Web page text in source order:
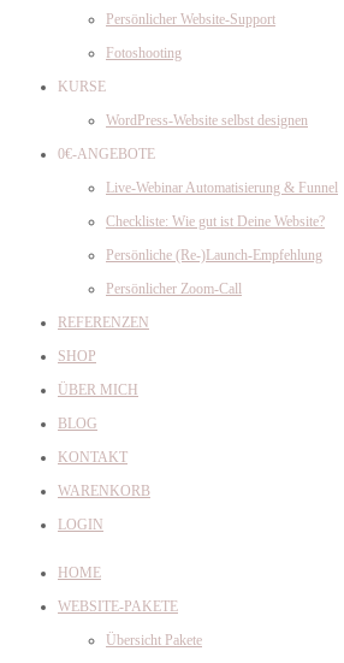
Persönlicher Website-Support
Fotoshooting
KURSE
WordPress-Website selbst designen
0€-ANGEBOTE
Live-Webinar Automatisierung & Funnel
Checkliste: Wie gut ist Deine Website?
Persönliche (Re-)Launch-Empfehlung
Persönlicher Zoom-Call
REFERENZEN
SHOP
ÜBER MICH
BLOG
KONTAKT
WARENKORB
LOGIN
HOME
WEBSITE-PAKETE
Übersicht Pakete